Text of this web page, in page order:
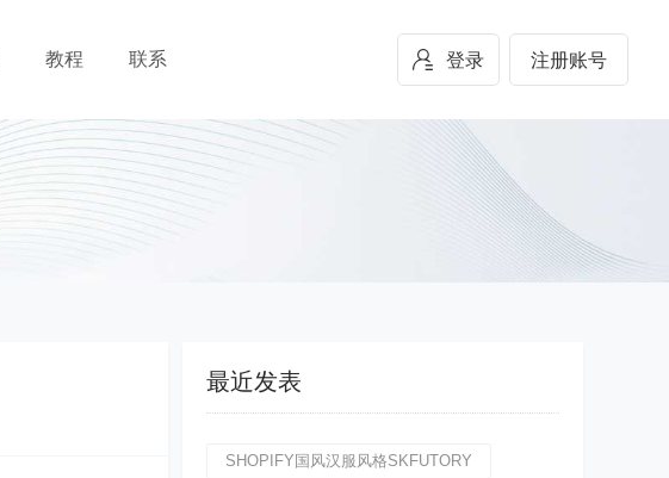
教程 联系 登录 注册账号
最近发表
SHOPIFY国风汉服风格SKFUTORY